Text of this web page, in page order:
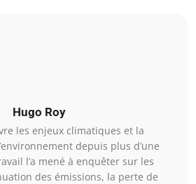
Hugo Roy
les enjeux climatiques et la
depuis plus d’une
l’a mené à enquêter sur les
des émissions, la perte de